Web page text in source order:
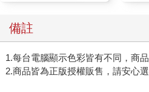
備註
1.每台電腦顯示色彩皆有不同，商
2.商品皆為正版授權販售，請安心